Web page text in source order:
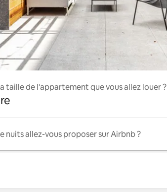
taille de l'appartement que vous allez louer ?
nuits allez-vous proposer sur Airbnb ?